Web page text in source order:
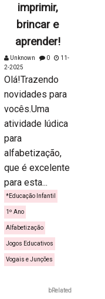
imprimir,
brincar e
aprender!
Unknown 0
11-
2-2025
Olá!Trazendo
novidades para
vocês.Uma
atividade lúdica
para
alfabetização,
que é excelente
para esta...
*Educação Infantil
1º Ano
Alfabetização
Jogos Educativos
Vogais e Junções
bRelated